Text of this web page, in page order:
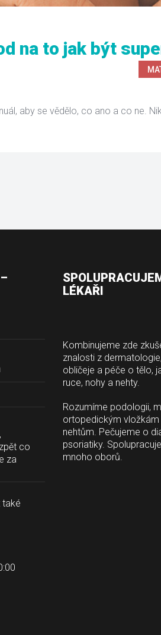
na to jak být
aby se vědělo, co ano a co ne.
co
za
také
LÉKAŘI
Kombinujeme zde
znalosti z
obličeje a péče o tělo,
ruce, nohy a nehty.
Rozumíme podologii,
ortopedickým
nehtům. Pečujeme o
psoriatiky.
mnoho oborů.